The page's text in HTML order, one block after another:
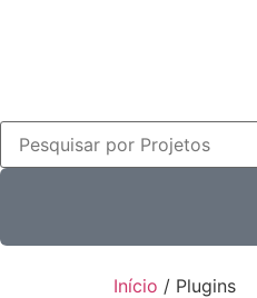
Início / Plugins